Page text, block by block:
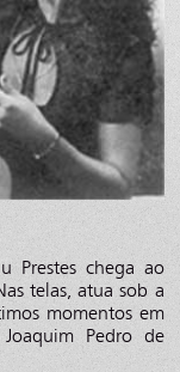
Prestes chega ao
telas, atua sob a
momentos em
Pedro de